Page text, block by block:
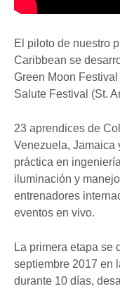
El piloto de nuestro
Caribbean se
Green Moon
Salute Festival (St.
23 aprendices de
Venezuela, Jamaica
práctica en
iluminación y
entrenadores
eventos en vivo.
La primera etapa se
septiembre 2017 en
durante 10 días,